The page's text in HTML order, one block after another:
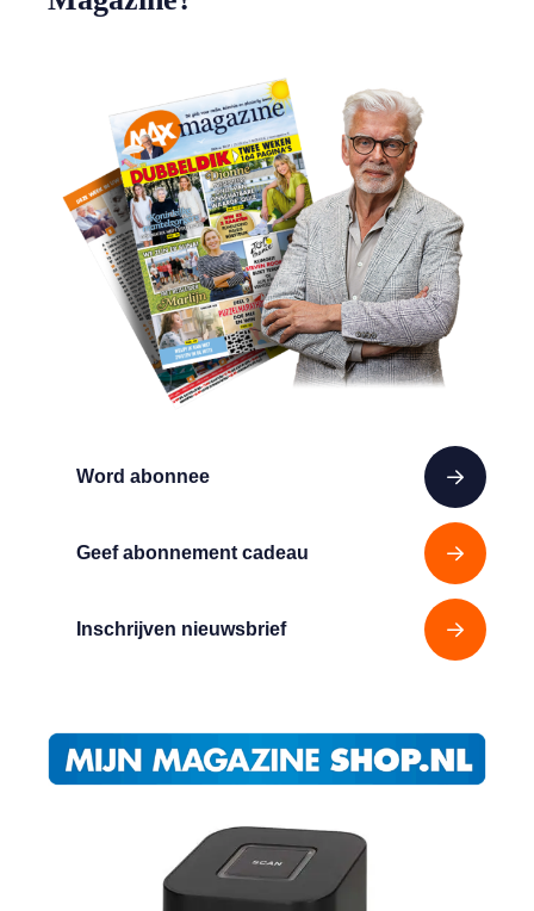
Word abonnee
Geef abonnement cadeau
Inschrijven nieuwsbrief